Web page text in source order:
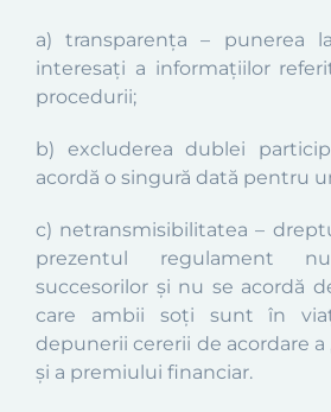
a) transparența – punerea
interesați a informațiilor
procedurii;
b) excluderea dublei
acordă o singură dată pentru
c) netransmisibilitatea –
prezentul regulament
succesorilor și nu se acordă
care ambii soți sunt în
depunerii cererii de acordare a
și a premiului financiar.